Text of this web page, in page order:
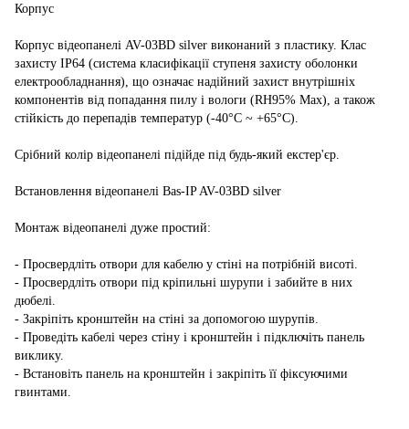
Корпус
Корпус відеопанелі AV-03BD silver виконаний з пластику. Клас
захисту IP64 (система класифікації ступеня захисту оболонки
електрообладнання), що означає надійний захист внутрішніх
компонентів від попадання пилу і вологи (RH95% Max), а також
стійкість до перепадів температур (-40°C ~ +65°C).
Срібний колір відеопанелі підійде під будь-який екстер'єр.
Встановлення відеопанелі Bas-IP AV-03BD silver
Монтаж відеопанелі дуже простий:
- Просвердліть отвори для кабелю у стіні на потрібній висоті.
- Просвердліть отвори під кріпильні шурупи і забийте в них
дюбелі.
- Закріпіть кронштейн на стіні за допомогою шурупів.
- Проведіть кабелі через стіну і кронштейн і підключіть панель
виклику.
- Встановіть панель на кронштейн і закріпіть її фіксуючими
гвинтами.